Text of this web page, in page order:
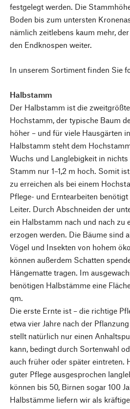
festgelegt werden. Die
Boden bis zum untersten
nämlich zeitlebens kaum mehr,
den Endknospen weiter.
In unserem Sortiment finden Sie
Halbstamm
Der Halbstamm ist die
Hochstamm, der typische Baum
höher – und für viele Hausgärten
Halbstamm steht dem
Wuchs und Langlebigkeit in nichts
Stamm nur ­1–1,2 m hoch. Somit
zu erreichen als bei einem
Pflege- und Erntearbeiten
Leiter. Durch Abschneiden der
ein Halbstamm nach und nach zu
erzogen werden. Die Bäume sind
Vögel und Insekten von hohem
können außerdem Schatten
Hängematte tragen. Im
benötigen Halbstämme eine
qm.
Die erste Ernte ist – die richtige
etwa vier Jahre nach der
stellt natürlich nur einen
kann, bedingt durch Sortenwahl
auch früher oder später eintreten.
guter Pflege ausgesprochen
können bis 50, Birnen sogar 100
Halbstämme liefern wir als